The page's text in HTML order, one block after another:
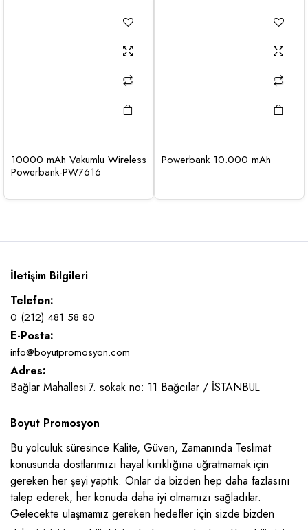
10000 mAh Vakumlu Wireless
Powerbank-PW7616
Powerbank 10.000 mAh
İletişim Bilgileri
Telefon:
0 (212) 481 58 80
E-Posta:
info@boyutpromosyon.com
Adres:
Bağlar Mahallesi 7. sokak no: 11 Bağcılar / İSTANBUL
Boyut Promosyon
Bu yolculuk süresince Kalite, Güven, Zamanında Teslimat
konusunda dostlarımızı hayal kırıklığına uğratmamak için
gereken her şeyi yaptık. Onlar da bizden hep daha fazlasını
talep ederek, her konuda daha iyi olmamızı sağladılar.
Gelecekte ulaşmamız gereken hedefler için sizde bizden